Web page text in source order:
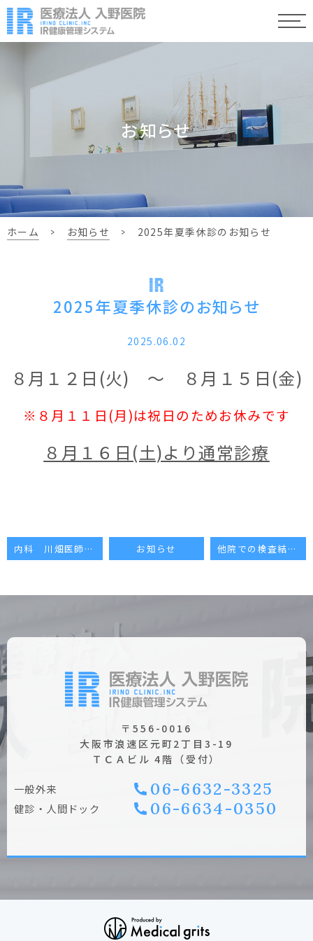
お知らせ
ホーム > お知らせ > 2025年夏季休診のお知らせ
2025年夏季休診のお知らせ
2025.06.02
８月１２日(火) ～ ８月１５日(金)
※８月１１日(月)は祝日のためお休みです
８月１６日(土)より通常診療
内科 川畑医師：予約受付について お知らせ 他院での検査結果や血圧手帳等をお持ちの方へのお願い
〒556-0016
大阪市浪速区元町2丁目3-19
ＴＣＡビル 4階（受付）
⼀般外来 06-6632-3325
健診・⼈間ドック 06-6634-0350